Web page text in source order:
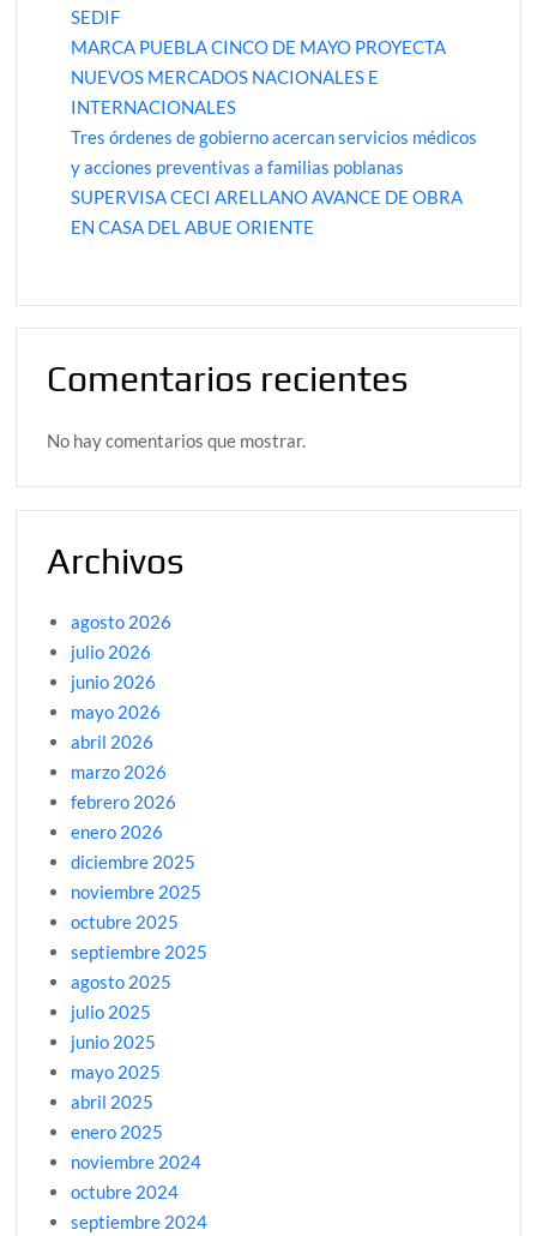
SEDIF
MARCA PUEBLA CINCO DE MAYO PROYECTA
NUEVOS MERCADOS NACIONALES E
INTERNACIONALES
Tres órdenes de gobierno acercan servicios médicos
y acciones preventivas a familias poblanas
SUPERVISA CECI ARELLANO AVANCE DE OBRA
EN CASA DEL ABUE ORIENTE
Comentarios recientes
No hay comentarios que mostrar.
Archivos
agosto 2026
julio 2026
junio 2026
mayo 2026
abril 2026
marzo 2026
febrero 2026
enero 2026
diciembre 2025
noviembre 2025
octubre 2025
septiembre 2025
agosto 2025
julio 2025
junio 2025
mayo 2025
abril 2025
enero 2025
noviembre 2024
octubre 2024
septiembre 2024